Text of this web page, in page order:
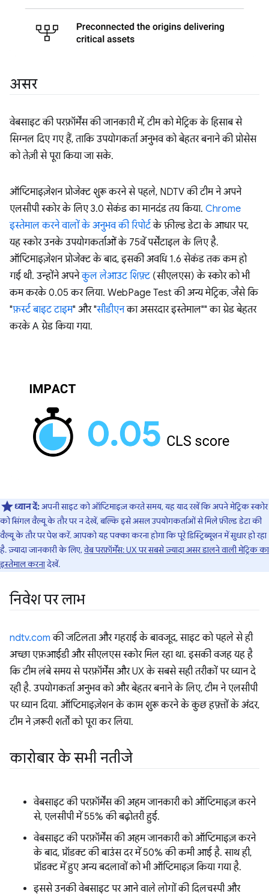
असर
वेबसाइट की परफ़ॉर्मेंस की जानकारी में, टीम को मेट्रिक के हिसाब से
सिग्नल दिए गए हैं, ताकि उपयोगकर्ता अनुभव को बेहतर बनाने की प्रोसेस
को तेज़ी से पूरा किया जा सके.
ऑप्टिमाइज़ेशन प्रोजेक्ट शुरू करने से पहले, NDTV की टीम ने अपने
एलसीपी स्कोर के लिए 3.0 सेकंड का मानदंड तय किया. Chrome
इस्तेमाल करने वालों के अनुभव की रिपोर्टके फ़ील्ड डेटा के आधार पर,
यह स्कोर उनके उपयोगकर्ताओं के 75वें पर्सेंटाइल के लिए है.
ऑप्टिमाइज़ेशन प्रोजेक्ट के बाद, इसकी अवधि 1.6 सेकंड तक कम हो
गई थी. उन्होंने अपनेकुल लेआउट शिफ़्ट(सीएलएस) के स्कोर को भी
कम करके 0.05 कर लिया. WebPage Test की अन्य मेट्रिक, जैसे कि
"फ़र्स्ट बाइट टाइम" और "सीडीएनका असरदार इस्तेमाल"" का ग्रेड बेहतर
करके A ग्रेड किया गया.
ध्यान दें:अपनी साइट को ऑप्टिमाइज़ करते समय, यह याद रखें कि अपने मेट्रिक स्कोर
को सिंगल वैल्यू के तौर पर न देखें, बल्कि इसे असल उपयोगकर्ताओं से मिले फ़ील्ड डेटा की
वैल्यू के तौर पर पेश करें. आपको यह पक्का करना होगा कि पूरे डिस्ट्रिब्यूशन में सुधार हो रहा
है. ज़्यादा जानकारी के लिए,वेब परफ़ॉर्मेंस: UX पर सबसे ज़्यादा असर डालने वाली मेट्रिक का
इस्तेमाल करनादेखें.
निवेश पर लाभ
ndtv.com की जटिलता और गहराई के बावजूद, साइट को पहले से ही
अच्छा एफ़आईडी और सीएलएस स्कोर मिल रहा था. इसकी वजह यह है
कि टीम लंबे समय से परफ़ॉर्मेंस और UX के सबसे सही तरीकों पर ध्यान दे
रही है. उपयोगकर्ता अनुभव को और बेहतर बनाने के लिए, टीम ने एलसीपी
पर ध्यान दिया. ऑप्टिमाइज़ेशन के काम शुरू करने के कुछ हफ़्तों के अंदर,
टीम ने ज़रूरी शर्तों को पूरा कर लिया.
कारोबार के सभी नतीजे
वेबसाइट की परफ़ॉर्मेंस की अहम जानकारी को ऑप्टिमाइज़ करने
से, एलसीपी में 55% की बढ़ोतरी हुई.
वेबसाइट की परफ़ॉर्मेंस की अहम जानकारी को ऑप्टिमाइज़ करने
के बाद, प्रॉडक्ट की बाउंस दर में 50% की कमी आई है. साथ ही,
प्रॉडक्ट में हुए अन्य बदलावों को भी ऑप्टिमाइज़ किया गया है.
इससे उनकी वेबसाइट पर आने वाले लोगों की दिलचस्पी और